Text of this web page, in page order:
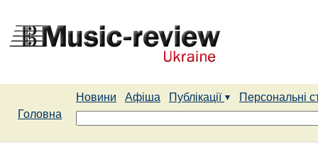
Новини Афіша Публікації
Персональні
Головна